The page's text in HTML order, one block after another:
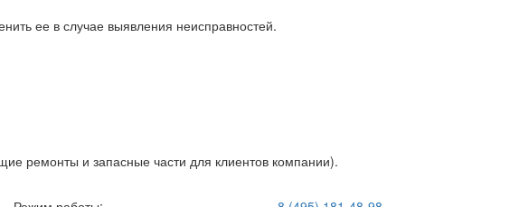
ее в случае выявления неисправностей.
ремонты и запасные части для клиентов компании).